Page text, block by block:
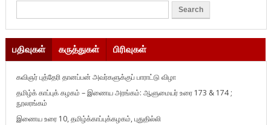
பதிவுகள் கருத்துகள் பிரிவுகள்
கவிஞர் புத்தேரி தானப்பன் அவர்களுக்குப் பாராட்டு விழா
தமிழ்க் காப்புக் கழகம் – இணைய அரங்கம்: ஆளுமையர் உரை 173 & 174 ;
நூலரங்கம்
இணைய உரை 10, தமிழ்க்காப்புக்கழகம், புதுதில்லி